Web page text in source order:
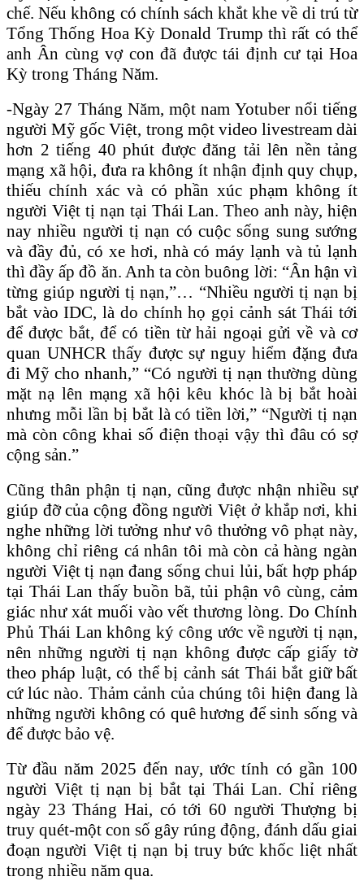
chế. Nếu không có chính sách khắt khe về di trú từ
Tổng Thống Hoa Kỳ Donald Trump thì rất có thể
anh Ân cùng vợ con đã được tái định cư tại Hoa
Kỳ trong Tháng Năm.
-Ngày 27 Tháng Năm, một nam Yotuber nổi tiếng
người Mỹ gốc Việt, trong một video livestream dài
hơn 2 tiếng 40 phút được đăng tải lên nền tảng
mạng xã hội, đưa ra không ít nhận định quy chụp,
thiếu chính xác và có phần xúc phạm không ít
người Việt tị nạn tại Thái Lan. Theo anh này, hiện
nay nhiều người tị nạn có cuộc sống sung sướng
và đầy đủ, có xe hơi, nhà có máy lạnh và tủ lạnh
thì đầy ấp đồ ăn. Anh ta còn buông lời: “Ân hận vì
từng giúp người tị nạn,”… “Nhiều người tị nạn bị
bắt vào IDC, là do chính họ gọi cảnh sát Thái tới
để được bắt, để có tiền từ hải ngoại gửi về và cơ
quan UNHCR thấy được sự nguy hiểm đặng đưa
đi Mỹ cho nhanh,” “Có người tị nạn thường dùng
mặt nạ lên mạng xã hội kêu khóc là bị bắt hoài
nhưng mỗi lần bị bắt là có tiền lời,” “Người tị nạn
mà còn công khai số điện thoại vậy thì đâu có sợ
cộng sản.”
Cũng thân phận tị nạn, cũng được nhận nhiều sự
giúp đỡ của cộng đồng người Việt ở khắp nơi, khi
nghe những lời tưởng như vô thưởng vô phạt này,
không chỉ riêng cá nhân tôi mà còn cả hàng ngàn
người Việt tị nạn đang sống chui lủi, bất hợp pháp
tại Thái Lan thấy buồn bã, tủi phận vô cùng, cảm
giác như xát muối vào vết thương lòng. Do Chính
Phủ Thái Lan không ký công ước về người tị nạn,
nên những người tị nạn không được cấp giấy tờ
theo pháp luật, có thể bị cảnh sát Thái bắt giữ bất
cứ lúc nào. Thảm cảnh của chúng tôi hiện đang là
những người không có quê hương để sinh sống và
để được bảo vệ.
Từ đầu năm 2025 đến nay, ước tính có gần 100
người Việt tị nạn bị bắt tại Thái Lan. Chỉ riêng
ngày 23 Tháng Hai, có tới 60 người Thượng bị
truy quét-một con số gây rúng động, đánh dấu giai
đoạn người Việt tị nạn bị truy bức khốc liệt nhất
trong nhiều năm qua.